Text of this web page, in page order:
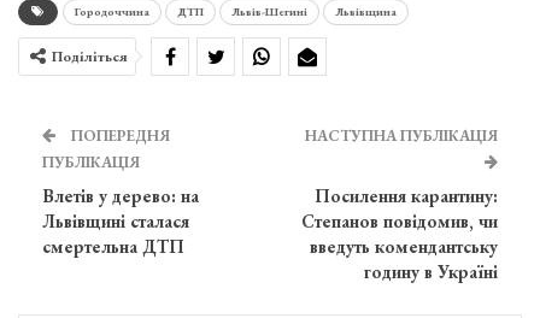
Городоччина ДТП Львів-Шегині Львівщина
Поділіться
ПОПЕРЕДНЯ
ПУБЛІКАЦІЯ
Влетів у дерево: на
Львівщині сталася
смертельна ДТП
НАСТУПНА ПУБЛІКАЦІЯ
Посилення карантину:
Степанов повідомив, чи
введуть комендантську
годину в Україні